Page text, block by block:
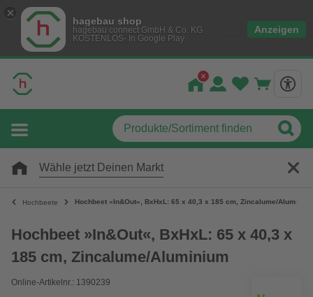
hagebau shop
hagebau connect GmbH & Co. KG
KOSTENLOS- In Google Play
Anzeigen
Wähle jetzt Deinen Markt
Hochbeete Hochbeet »In&Out«, BxHxL: 65 x 40,3 x 185 cm, Zincalume/
Hochbeet »In&Out«, BxHxL: 65 x 40,3 x
185 cm, Zincalume/Aluminium
Online-Artikelnr.: 1390239